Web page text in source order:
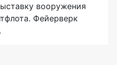
вооружения
Фейерверк